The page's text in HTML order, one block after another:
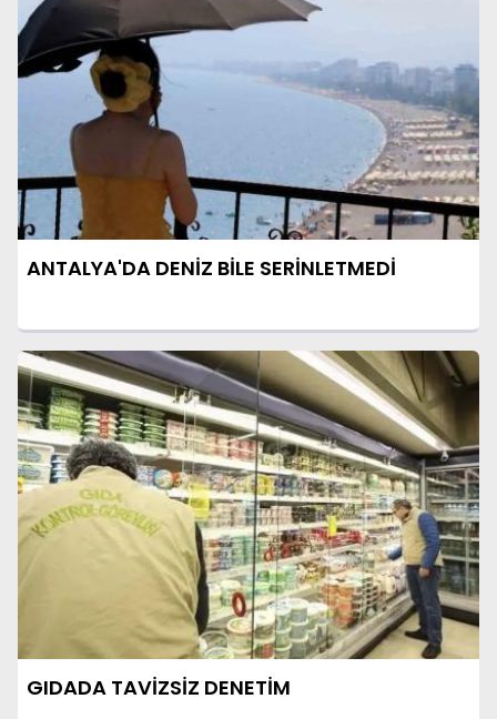
ANTALYA'DA DENİZ BİLE SERİNLETMEDİ
GIDADA TAVİZSİZ DENETİM